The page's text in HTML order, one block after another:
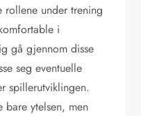
rollene under trening
i
gå gjennom disse
seg eventuelle
spillerutviklingen.
bare ytelsen, men